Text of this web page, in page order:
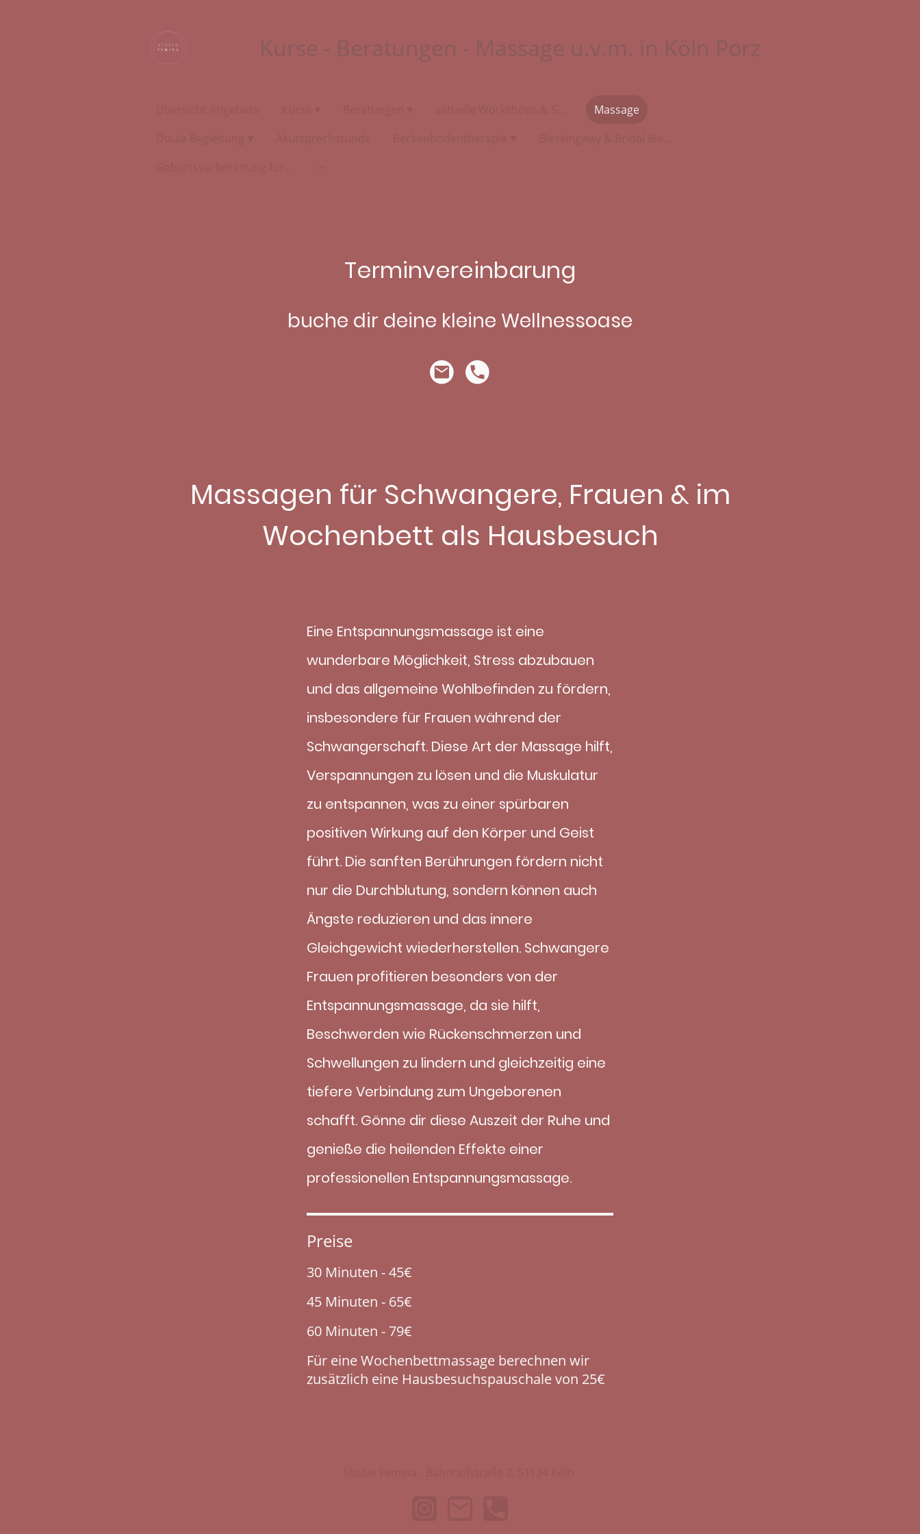
Kurse - Beratungen - Massage u.v.m. in Köln Porz
Massage
Terminvereinbarung
buche dir deine kleine Wellnessoase
Massagen für Schwangere, Frauen & im
Wochenbett als Hausbesuch
Eine Entspannungsmassage ist eine
wunderbare Möglichkeit, Stress abzubauen
und das allgemeine Wohlbefinden zu fördern,
insbesondere für Frauen während der
Schwangerschaft. Diese Art der Massage hilft,
Verspannungen zu lösen und die Muskulatur
zu entspannen, was zu einer spürbaren
positiven Wirkung auf den Körper und Geist
führt. Die sanften Berührungen fördern nicht
nur die Durchblutung, sondern können auch
Ängste reduzieren und das innere
Gleichgewicht wiederherstellen. Schwangere
Frauen profitieren besonders von der
Entspannungsmassage, da sie hilft,
Beschwerden wie Rückenschmerzen und
Schwellungen zu lindern und gleichzeitig eine
tiefere Verbindung zum Ungeborenen
schafft. Gönne dir diese Auszeit der Ruhe und
genieße die heilenden Effekte einer
professionellen Entspannungsmassage.
Preise
30 Minuten - 45€
45 Minuten - 65€
60 Minuten - 79€
Für eine Wochenbettmassage berechnen wir
zusätzlich eine Hausbesuchspauschale von 25€